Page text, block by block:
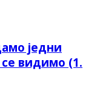
једни
видимо (1.